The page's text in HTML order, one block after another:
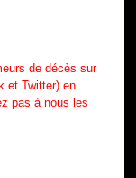
de décès sur
et Twitter) en
pas à nous les